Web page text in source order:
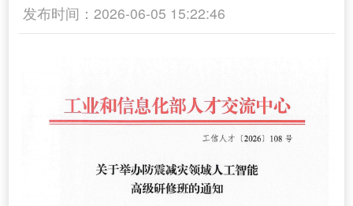
发布时间：2026-06-05 15:22:46